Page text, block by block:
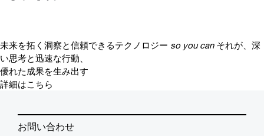
未来を拓く洞察と信頼できるテクノロジー so you can それが、深
い思考と迅速な行動、
優れた成果を生み出す
詳細はこちら
お問い合わせ